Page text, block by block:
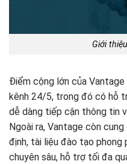
Giới
Điểm cộng lớn của
kênh 24/5, trong đó có hỗ
dễ dàng tiếp cận thông tin
Ngoài ra, Vantage còn
định, tài liệu đào tạo phong
chuyên sâu, hỗ trợ tối đa